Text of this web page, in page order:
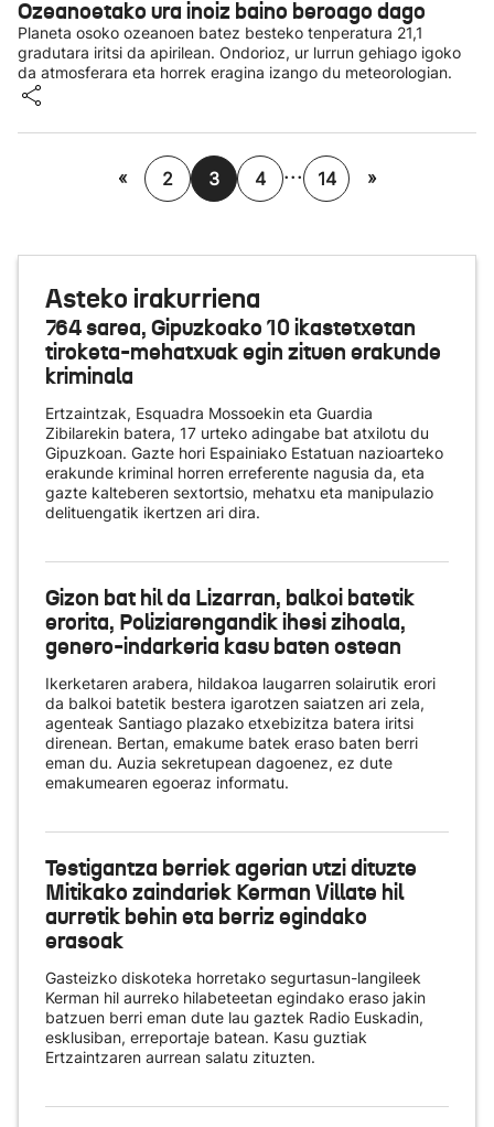
Ozeanoetako ura inoiz baino beroago dago
Planeta osoko ozeanoen batez besteko tenperatura 21,1
gradutara iritsi da apirilean. Ondorioz, ur lurrun gehiago igoko
da atmosferara eta horrek eragina izango du meteorologian.
« 2 3 4 ... 14 »
Asteko irakurriena
764 sarea, Gipuzkoako 10 ikastetxetan
tiroketa-mehatxuak egin zituen erakunde
kriminala
Ertzaintzak, Esquadra Mossoekin eta Guardia
Zibilarekin batera, 17 urteko adingabe bat atxilotu du
Gipuzkoan. Gazte hori Espainiako Estatuan nazioarteko
erakunde kriminal horren erreferente nagusia da, eta
gazte kalteberen sextortsio, mehatxu eta manipulazio
delituengatik ikertzen ari dira.
Gizon bat hil da Lizarran, balkoi batetik
erorita, Poliziarengandik ihesi zihoala,
genero-indarkeria kasu baten ostean
Ikerketaren arabera, hildakoa laugarren solairutik erori
da balkoi batetik bestera igarotzen saiatzen ari zela,
agenteak Santiago plazako etxebizitza batera iritsi
direnean. Bertan, emakume batek eraso baten berri
eman du. Auzia sekretupean dagoenez, ez dute
emakumearen egoeraz informatu.
Testigantza berriek agerian utzi dituzte
Mitikako zaindariek Kerman Villate hil
aurretik behin eta berriz egindako
erasoak
Gasteizko diskoteka horretako segurtasun-langileek
Kerman hil aurreko hilabeteetan egindako eraso jakin
batzuen berri eman dute lau gaztek Radio Euskadin,
esklusiban, erreportaje batean. Kasu guztiak
Ertzaintzaren aurrean salatu zituzten.